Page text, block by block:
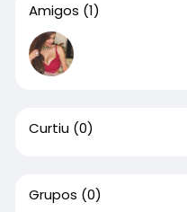
Amigos (1)
Curtiu (0)
Grupos (0)